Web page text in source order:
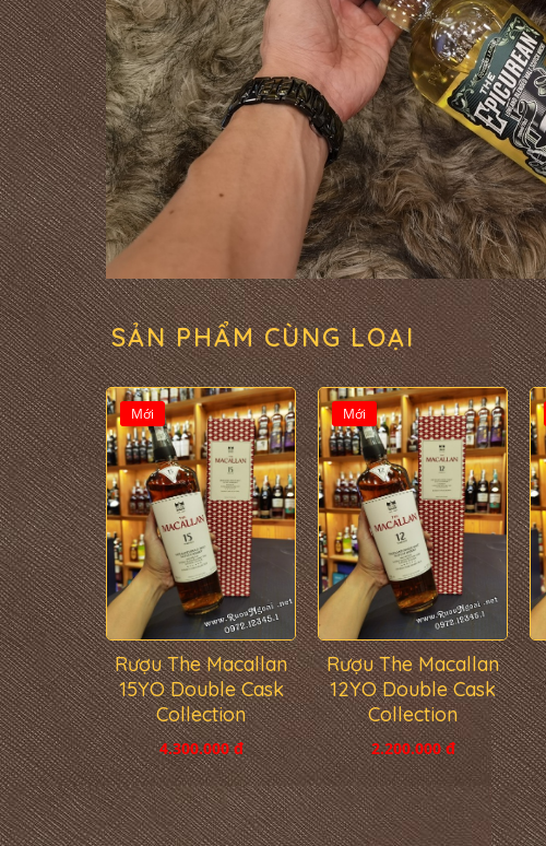
SẢN PHẨM CÙNG LOẠI
Mới
Rượu The Macallan
15YO Double Cask
Collection
4.300.000 đ
Mới
Rượu The Macallan
12YO Double Cask
Collection
2.200.000 đ